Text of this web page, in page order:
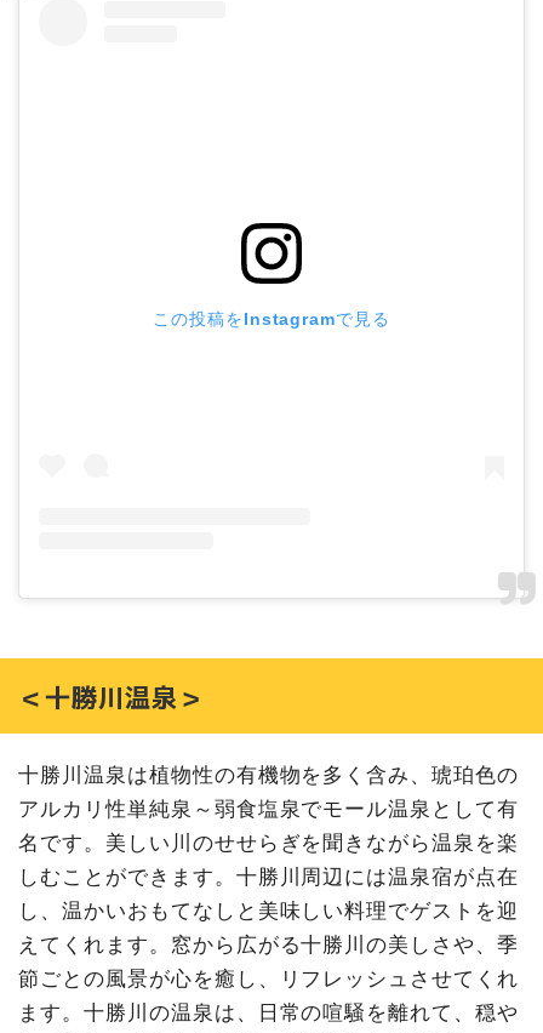
この投稿をInstagramで見る
＜十勝川温泉＞
十勝川温泉は植物性の有機物を多く含み、琥珀色の
アルカリ性単純泉～弱食塩泉でモール温泉として有
名です。美しい川のせせらぎを聞きながら温泉を楽
しむことができます。十勝川周辺には温泉宿が点在
し、温かいおもてなしと美味しい料理でゲストを迎
えてくれます。窓から広がる十勝川の美しさや、季
節ごとの風景が心を癒し、リフレッシュさせてくれ
ます。十勝川の温泉は、日常の喧騒を離れて、穏や